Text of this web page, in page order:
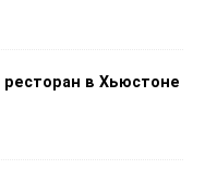
ресторан в Хьюстоне